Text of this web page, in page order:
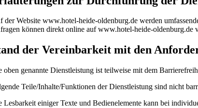
der Website www.hotel-heide-oldenburg.de werden
können direkt online auf www.hotel-heide-oldenburg.de
der Vereinbarkeit mit den
oben genannte Dienstleistung ist teilweise mit dem
Teile/Inhalte/Funktionen der Dienstleistung sind nicht
Lesbarkeit einiger Texte und Bedienelemente kann bei